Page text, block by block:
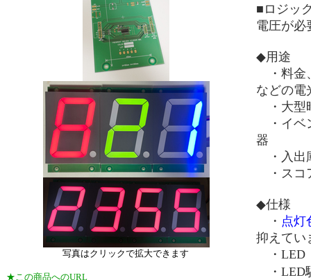
写真はクリックで拡大できます
★この商品へのURL
■ロジッ
電圧が必
◆用途
・料金
などの電
・大型
・イベ
器
・入出
・スコ
◆仕様
・ 点灯
抑えてい
・LED
・LED